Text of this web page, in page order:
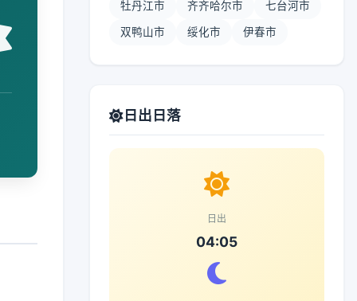
牡丹江市 齐齐哈尔市 七台河市
双鸭山市 绥化市 伊春市
日出日落
日出
04:05